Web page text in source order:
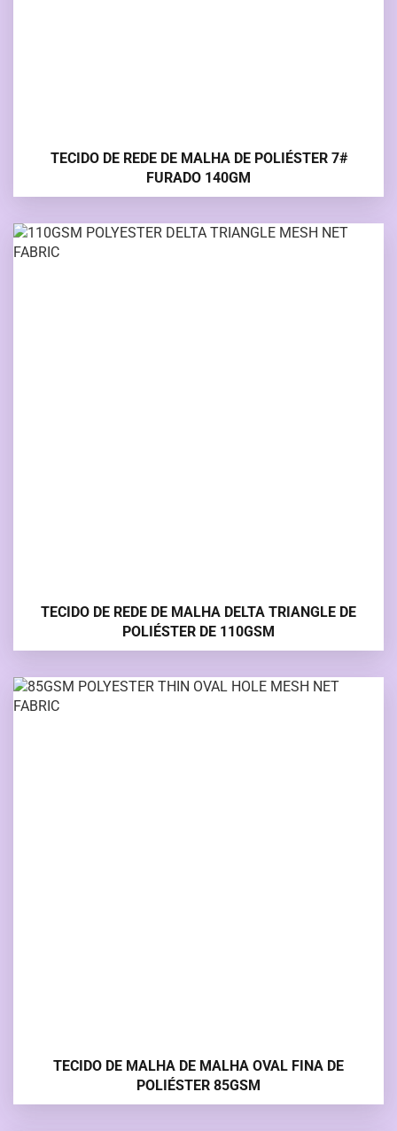
TECIDO DE REDE DE MALHA DE POLIÉSTER 7#
FURADO 140GM
TECIDO DE REDE DE MALHA DELTA TRIANGLE DE
POLIÉSTER DE 110GSM
TECIDO DE MALHA DE MALHA OVAL FINA DE
POLIÉSTER 85GSM